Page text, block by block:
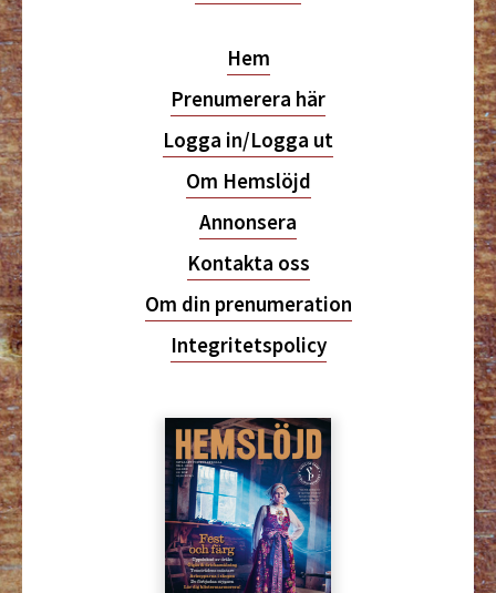
Hem
Prenumerera här
Logga in/Logga ut
Om Hemslöjd
Annonsera
Kontakta oss
Om din prenumeration
Integritetspolicy